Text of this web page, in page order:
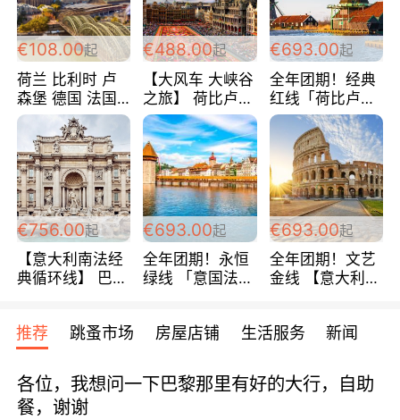
€108.00起
荷兰 比利时 卢
森堡 德国 法国
超爽玩遍西欧 循
环线 全程四星宾
馆 108欧/人/天
€488.00起
【大风车 大峡谷
之旅】 荷比卢德
法 巴黎上下 经
典五国四日游
488欧/人
€693.00起
全年团期！经典
红线「荷比卢德
法」七天循环 五
国 仅售99欧/人/
天！巴黎上下！
包拼房~
€756.00起
【意大利南法经
典循环线】 巴黎
宾馆 108欧/天起
全程756欧/位
€693.00起
全年团期！永恒
绿线 「意国法
欧/天起 ~包拼房
€693.00起
全年团期！文艺
金线 【意大利一
每周铁发！
推荐 跳蚤市场 房屋店铺 生活服务 新闻
各位，我想问一下巴黎那里有好的大行，自助
餐，谢谢